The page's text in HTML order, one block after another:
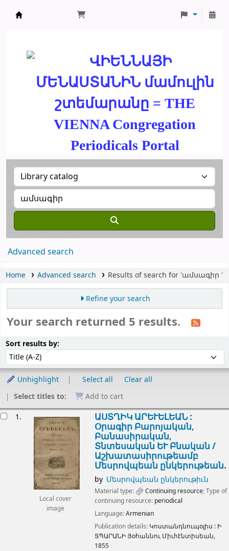
ՎԻԵՆՆԱՅԻ
ՄԵՆԱՍՏԱՆԻՆ մամուլին
շտեմարանը = THE
VIENNA Congregation
Periodicals Portal
Advanced search
Home Advanced search Results of search for 'ամսագիր '
Refine your search
Your search returned 5 results.
Sort results by:
Unhighlight Select all
Clear all
Select titles to:
Add to cart
1.
Local cover
image
ԱՍՏՂԻԿ ԱՐԵՒԵԼԵԱՆ :
Օրագիր Բարոյական,
Բանասիրական,
Տնտեսական ԵՒ Բնական /
Աշխատասիրութեամբ
Մեսրովպեան ընկերութեան.
by Մեսրովպեան ընկերութիւն
Material type: Continuing resource; Type of
continuing resource: periodical
Language:Armenian
Publication details: Կոստանդնուպօլիս : Ի
ՏՊԱՐԱՆԻ Յօհաննու Միւհէնտիսեան,
1855